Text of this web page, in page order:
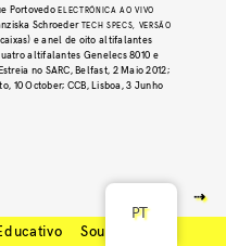
PortovedoELECTRÓNICA AO VIVO
Schroeder TECH SPECS, VERSÃO
e anel de oito altifalantes
altifalantes Genelecs 8010 e
no SARC, Belfast, 2 Maio 2012;
10 October; CCB, Lisboa, 3 Junho
⇢
PT
Soundcloud